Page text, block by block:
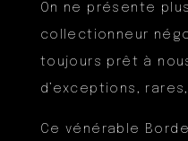
On ne présente
collectionneur
toujours prêt à
d’exceptions,
Ce vénérable